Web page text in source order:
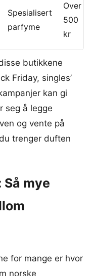
Spesialisert
parfyme
Over
500
kr
butikkene
Friday, singles’
kan gi
seg å legge
og vente på
trenger duften
mye
for mange er hvor
norske